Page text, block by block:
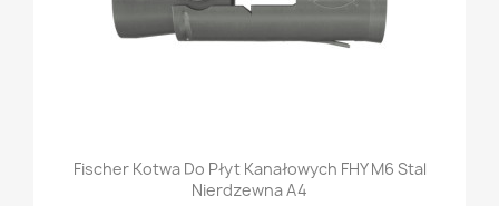
Fischer Kotwa Do Płyt Kanałowych FHY M6 Stal
Nierdzewna A4